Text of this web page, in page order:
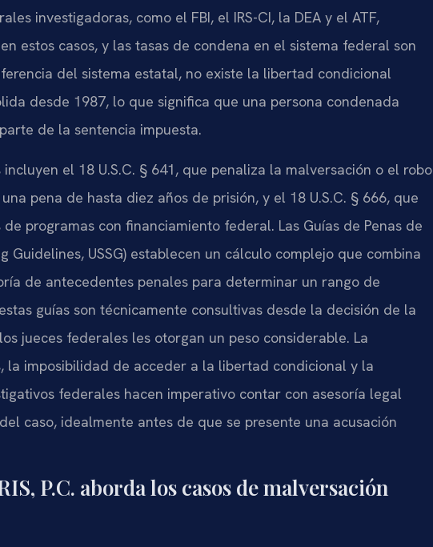
investigadoras, como el FBI, el IRS-CI, la DEA y el ATF,
estos casos, y las tasas de condena en el sistema federal son
del sistema estatal, no existe la libertad condicional
desde 1987, lo que significa que una persona condenada
de la sentencia impuesta.
el 18 U.S.C. § 641, que penaliza la malversación o el robo
pena de hasta diez años de prisión, y el 18 U.S.C. § 666, que
programas con financiamiento federal. Las Guías de Penas de
Guidelines, USSG) establecen un cálculo complejo que combina
de antecedentes penales para determinar un rango de
guías son técnicamente consultivas desde la decisión de la
jueces federales les otorgan un peso considerable. La
la imposibilidad de acceder a la libertad condicional y la
federales hacen imperativo contar con asesoría legal
caso, idealmente antes de que se presente una acusación
P.C. aborda los casos de malversación